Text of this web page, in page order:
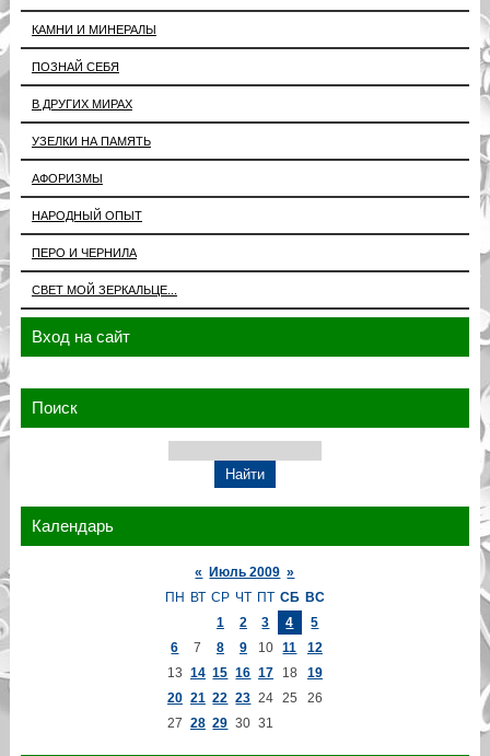
КАМНИ И МИНЕРАЛЫ
ПОЗНАЙ СЕБЯ
В ДРУГИХ МИРАХ
УЗЕЛКИ НА ПАМЯТЬ
АФОРИЗМЫ
НАРОДНЫЙ ОПЫТ
ПЕРО И ЧЕРНИЛА
СВЕТ МОЙ ЗЕРКАЛЬЦЕ...
Вход на сайт
Поиск
Календарь
« Июль 2009 »
ПН ВТ СР ЧТ ПТ СБ ВС
1
2 3 4
5
6
7 8 9 10 11
12
13 14 15 16 17 18
19
20 21 22 23 24 25
26
27 28 29 30 31